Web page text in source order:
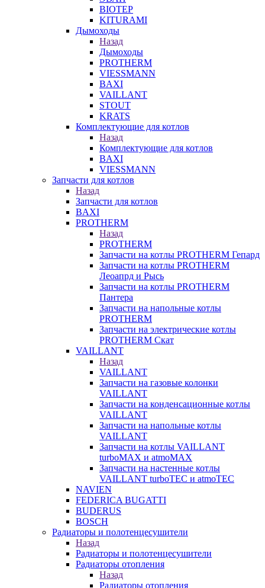
BIOTEP
KITURAMI
Дымоходы
Назад
Дымоходы
PROTHERM
VIESSMANN
BAXI
VAILLANT
STOUT
KRATS
Комплектующие для котлов
Назад
Комплектующие для котлов
BAXI
VIESSMANN
Запчасти для котлов
Назад
Запчасти для котлов
BAXI
PROTHERM
Назад
PROTHERM
Запчасти на котлы PROTHERM Гепард
Запчасти на котлы PROTHERM
Леоапрд и Рысь
Запчасти на котлы PROTHERM
Пантера
Запчасти на напольные котлы
PROTHERM
Запчасти на электрические котлы
PROTHERM Скат
VAILLANT
Назад
VAILLANT
Запчасти на газовые колонки
VAILLANT
Запчасти на конденсационные котлы
VAILLANT
Запчасти на напольные котлы
VAILLANT
Запчасти на котлы VAILLANT
turboMAX и atmoMAX
Запчасти на настенные котлы
VAILLANT turboTEC и atmoTEC
NAVIEN
FEDERICA BUGATTI
BUDERUS
BOSCH
Радиаторы и полотенцесушители
Назад
Радиаторы и полотенцесушители
Радиаторы отопления
Назад
Радиаторы отопления